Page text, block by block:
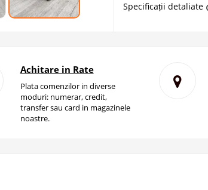
Specificații detaliate
Achitare in Rate
Plata comenzilor in diverse
moduri: numerar, credit,
transfer sau card in magazinele
noastre.